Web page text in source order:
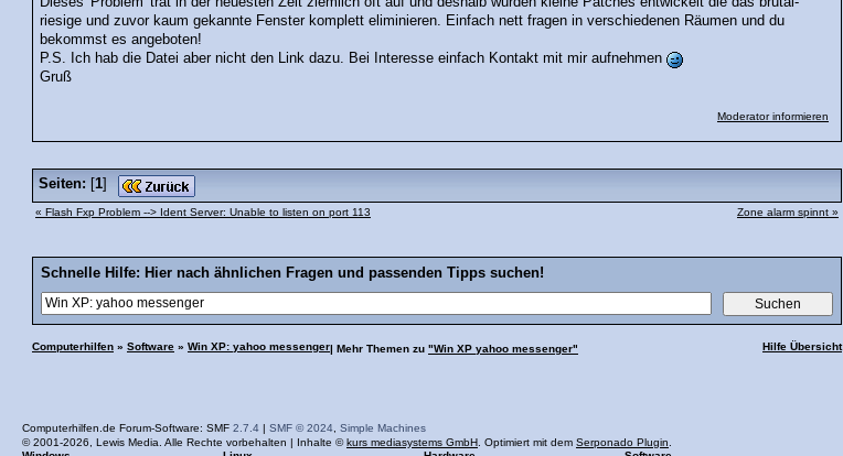
riesige und zuvor kaum gekannte Fenster komplett eliminieren. Einfach nett fragen in verschiedenen Räumen und du
bekommst es angeboten!
P.S. Ich hab die Datei aber nicht den Link dazu. Bei Interesse einfach Kontakt mit mir aufnehmen
Gruß
Moderator informieren
Seiten: [1]
« Flash Fxp Problem --> Ident Server: Unable to listen on port 113 Zone alarm spinnt »
Schnelle Hilfe: Hier nach ähnlichen Fragen und passenden Tipps suchen!
Computerhilfen » Software » Win XP: yahoo messenger Hilfe Übersicht
| Mehr Themen zu "Win XP yahoo messenger"
Computerhilfen.de Forum-Software: SMF 2.7.4 | SMF © 2024 Simple Machines
© 2001-2026, Lewis Media. Alle Rechte vorbehalten | Inhalte ©kurs mediasystems GmbH . Optimiert mit dem Serponado Plugin